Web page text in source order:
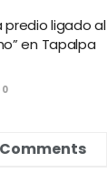
predio ligado al
en Tapalpa
0
Comments